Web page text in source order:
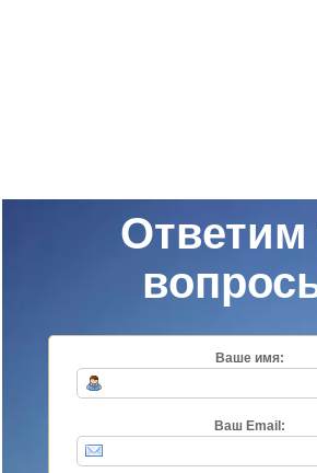
Ответим
Ваше имя:
Ваш Email: